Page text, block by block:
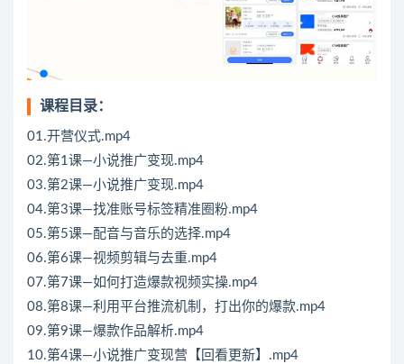
课程目录：
01.开营仪式.mp4
02.第1课—小说推广变现.mp4
03.第2课—小说推广变现.mp4
04.第3课—找准账号标签精准圈粉.mp4
05.第5课—配音与音乐的选择.mp4
06.第6课—视频剪辑与去重.mp4
07.第7课—如何打造爆款视频实操.mp4
08.第8课—利用平台推流机制，打出你的爆款.mp4
09.第9课—爆款作品解析.mp4
10.第4课—小说推广变现营【回看更新】.mp4